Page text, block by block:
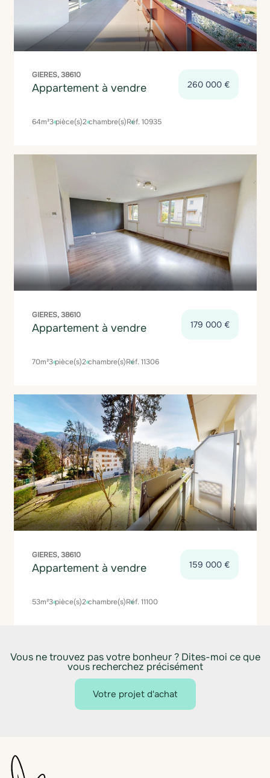
GIERES, 38610
Appartement à vendre 260 000 €
64m²3 pièce(s)2 chambre(s)Réf. 10935
GIERES, 38610
Appartement à vendre 179 000 €
70m²3 pièce(s)2 chambre(s)Réf. 11306
GIERES, 38610
Appartement à vendre 159 000 €
53m²3 pièce(s)2 chambre(s)Réf. 11100
Vous ne trouvez pas votre bonheur ? Dites-moi ce que
vous recherchez précisément
Votre projet d'achat